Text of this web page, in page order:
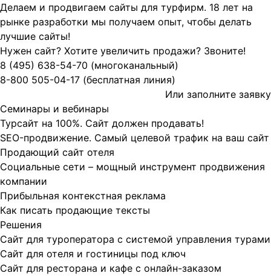
Делаем и продвигаем сайты для турфирм. 18 лет на
рынке разработки мы получаем опыт, чтобы делать
лучшие сайты!
Нужен сайт? Хотите увеличить продажи? Звоните!
8 (495) 638-54-70 (многоканальный)
8-800 505-04-17 (бесплатная линия)
Или заполните заявку
Семинары и вебинары
Турсайт на 100%. Сайт должен продавать!
SEO-продвижение. Самый целевой трафик на ваш сайт
Продающий сайт отеля
Социальные сети – мощный инструмент продвижения
компании
Прибыльная контекстная реклама
Как писать продающие тексты
Решения
Сайт для туроператора с системой управления турами
Сайт для отеля и гостиницы под ключ
Сайт для ресторана и кафе с онлайн-заказом